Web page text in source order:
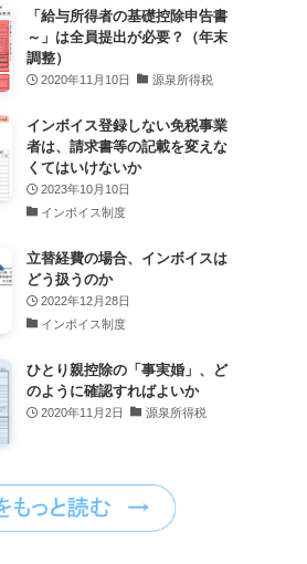
「給与所得者の基礎控除申告書
～」は全員提出が必要？（年末
調整）
2020年11月10日 源泉所得税
インボイス登録しない免税事業
者は、請求書等の記載を変えな
くてはいけないか
2023年10月10日
インボイス制度
立替経費の場合、インボイスは
どう扱うのか
2022年12月28日
インボイス制度
ひとり親控除の「事実婚」、ど
のように確認すればよいか
2020年11月2日 源泉所得税